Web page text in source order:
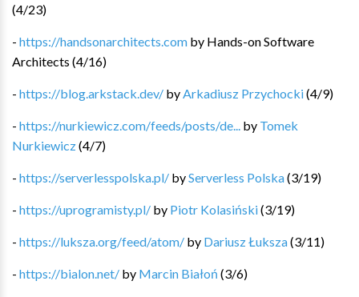
(4/23)
- https://handsonarchitects.com by Hands-on Software
Architects (4/16)
- https://blog.arkstack.dev/ by Arkadiusz Przychocki(4/9)
- https://nurkiewicz.com/feeds/posts/de... by Tomek
Nurkiewicz(4/7)
- https://serverlesspolska.pl/ byServerless Polska(3/19)
- https://uprogramisty.pl/ by Piotr Kolasiński(3/19)
- https://luksza.org/feed/atom/ by Dariusz Łuksza(3/11)
- https://bialon.net/ by Marcin Białoń (3/6)